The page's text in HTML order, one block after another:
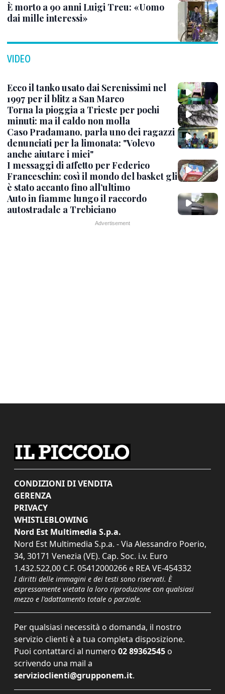
È morto a 90 anni Luigi Treu: «Uomo
dai mille interessi»
VIDEO
Ecco il tanko usato dai Serenissimi nel
1997 per il blitz a San Marco
Torna la pioggia a Trieste per pochi
minuti: ma il caldo non molla
Caso Pradamano, parla uno dei ragazzi
denunciati per la limonata: "Volevo
anche aiutare i miei"
I messaggi di affetto per Federico
Franceschin: così il mondo del basket gli
è stato accanto fino all’ultimo
Auto in fiamme lungo il raccordo
autostradale a Trebiciano
CONDIZIONI DI VENDITA
GERENZA
PRIVACY
WHISTLEBLOWING
Nord Est Multimedia S.p.a.
Nord Est Multimedia S.p.a. - Via Alessandro Poerio,
34, 30171 Venezia (VE). Cap. Soc. i.v. Euro
1.432.522,00 C.F. 05412000266 e REA VE-454332
I diritti delle immagini e dei testi sono riservati. È
espressamente vietata la loro riproduzione con qualsiasi
mezzo e l'adattamento totale o parziale.
Per qualsiasi necessità o domanda, il nostro
servizio clienti è a tua completa disposizione.
Puoi contattarci al numero 02 89362545 o
scrivendo una mail a
servizioclienti@grupponem.it.